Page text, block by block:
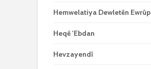
Hemwelatiya Dewletên
Heqê 'Ebdan
Hevzayendî